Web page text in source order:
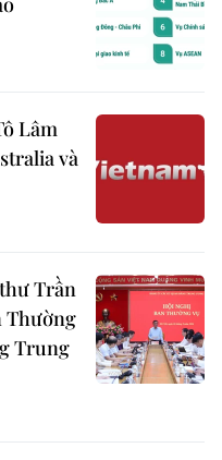
Lâm
và
Trần
Thường
Trung